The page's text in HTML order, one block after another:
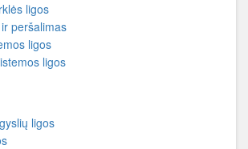
ligos
peršalimas
ligos
ligos
ligos